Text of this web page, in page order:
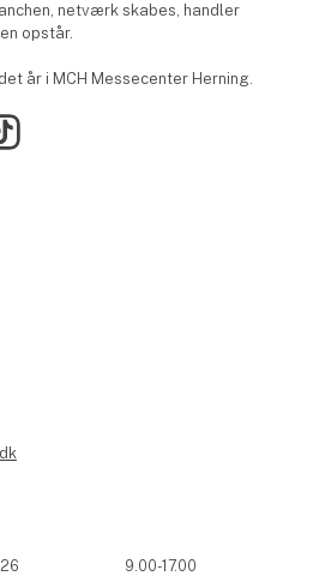
netværk skabes, handler
opstår.
år i MCH Messecenter Herning.
9.00-17.00